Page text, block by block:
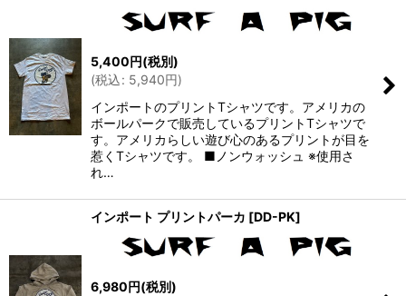
5,400円(税別)
(税込: 5,940円)
インポートのプリントTシャツです。アメリカの
ボールパークで販売しているプリントTシャツで
す。アメリカらしい遊び心のあるプリントが目を
惹くTシャツです。 ■ノンウォッシュ ※使用さ
れ…
インポート プリントパーカ [DD-PK]
6,980円(税別)